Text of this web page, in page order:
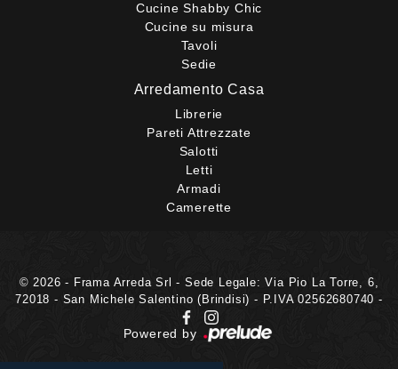
Cucine Shabby Chic
Cucine su misura
Tavoli
Sedie
Arredamento Casa
Librerie
Pareti Attrezzate
Salotti
Letti
Armadi
Camerette
© 2026 - Frama Arreda Srl - Sede Legale: Via Pio La Torre, 6,
72018 - San Michele Salentino (Brindisi) - P.IVA 02562680740 -
Powered by